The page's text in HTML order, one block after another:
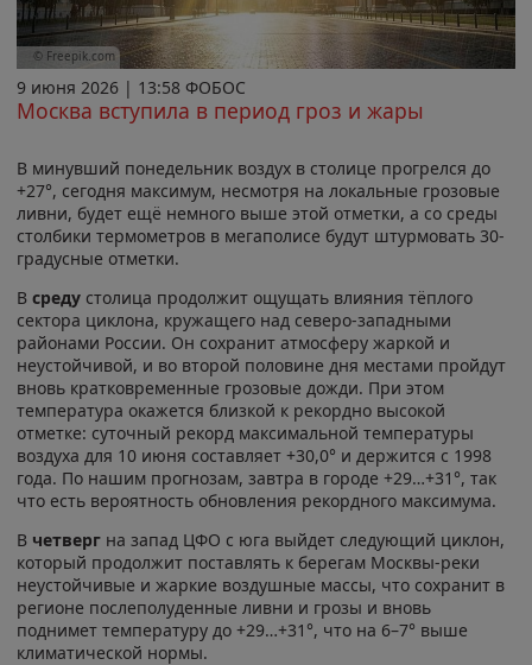
© Freepik.com
9 июня 2026 | 13:58 ФОБОС
Москва вступила в период гроз и жары
В минувший понедельник воздух в столице прогрелся до
+27°, сегодня максимум, несмотря на локальные грозовые
ливни, будет ещё немного выше этой отметки, а со среды
столбики термометров в мегаполисе будут штурмовать 30-
градусные отметки.
В среду столица продолжит ощущать влияния тёплого
сектора циклона, кружащего над северо-западными
районами России. Он сохранит атмосферу жаркой и
неустойчивой, и во второй половине дня местами пройдут
вновь кратковременные грозовые дожди. При этом
температура окажется близкой к рекордно высокой
отметке: суточный рекорд максимальной температуры
воздуха для 10 июня составляет +30,0° и держится с 1998
года. По нашим прогнозам, завтра в городе +29…+31°, так
что есть вероятность обновления рекордного максимума.
В четверг на запад ЦФО с юга выйдет следующий циклон,
который продолжит поставлять к берегам Москвы-реки
неустойчивые и жаркие воздушные массы, что сохранит в
регионе послеполуденные ливни и грозы и вновь
поднимет температуру до +29…+31°, что на 6–7° выше
климатической нормы.